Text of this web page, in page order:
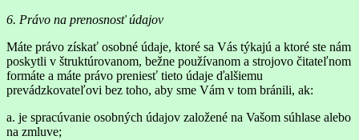
6. Právo na prenosnosť údajov
Máte právo získať osobné údaje, ktoré sa Vás týkajú a ktoré ste nám
poskytli v štruktúrovanom, bežne používanom a strojovo čitateľnom
formáte a máte právo preniesť tieto údaje ďalšiemu
prevádzkovateľovi bez toho, aby sme Vám v tom bránili, ak:
a. je spracúvanie osobných údajov založené na Vašom súhlase alebo
na zmluve;